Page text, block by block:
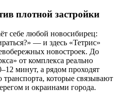
плотной застройки
себе любой новосибирец:
— и здесь «Тетрис»
новостроек. До
от комплекса реально
минут, а рядом проходят
которые связывают
и окраинами города.